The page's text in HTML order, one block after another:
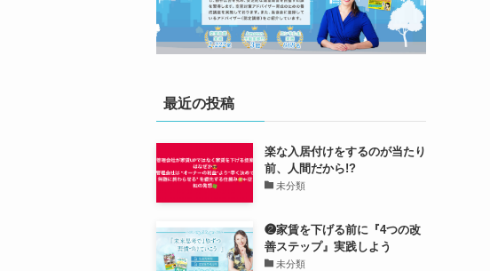
最近の投稿
楽な入居付けをするのが当たり
前、人間だから!?
未分類
❷家賃を下げる前に『4つの改
善ステップ』実践しよう
未分類